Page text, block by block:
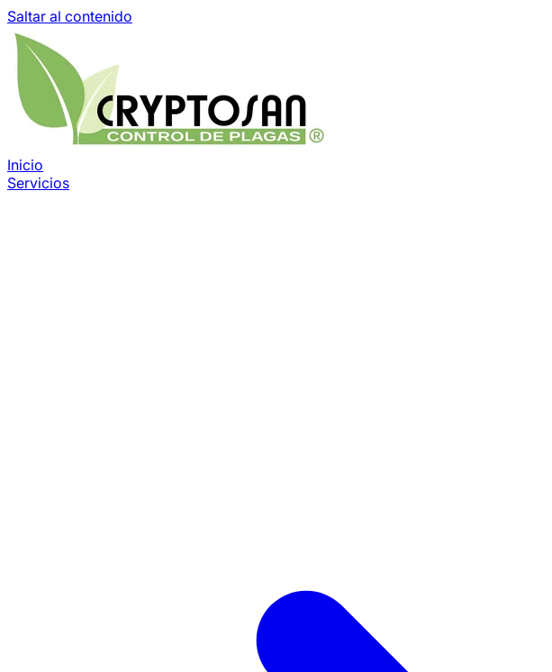
Saltar al contenido
Inicio
Servicios